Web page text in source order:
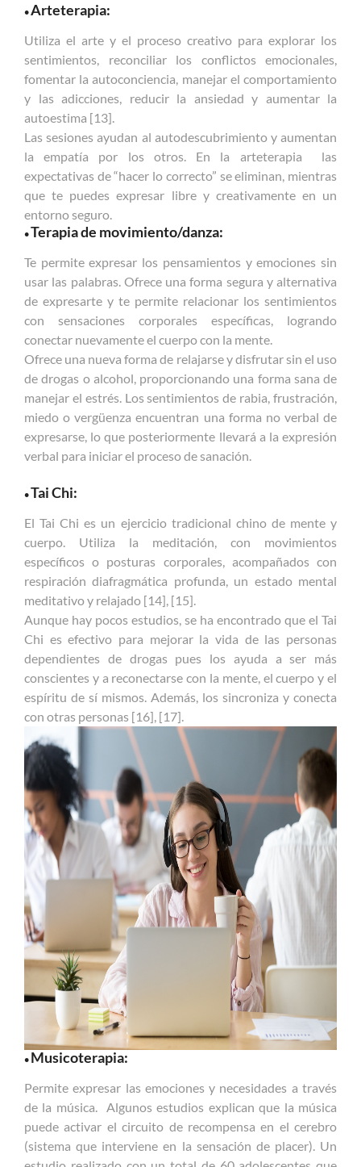
•Arteterapia:
Utiliza el arte y el proceso creativo para explorar los
sentimientos, reconciliar los conflictos emocionales,
fomentar la autoconciencia, manejar el comportamiento
y las adicciones, reducir la ansiedad y aumentar la
autoestima [13].
Las sesiones ayudan al autodescubrimiento y aumentan
la empatía por los otros. En la arteterapia las
expectativas de “hacer lo correcto” se eliminan, mientras
que te puedes expresar libre y creativamente en un
entorno seguro.
•Terapia de movimiento/danza:
Te permite expresar los pensamientos y emociones sin
usar las palabras. Ofrece una forma segura y alternativa
de expresarte y te permite relacionar los sentimientos
con sensaciones corporales específicas, logrando
conectar nuevamente el cuerpo con la mente.
Ofrece una nueva forma de relajarse y disfrutar sin el uso
de drogas o alcohol, proporcionando una forma sana de
manejar el estrés. Los sentimientos de rabia, frustración,
miedo o vergüenza encuentran una forma no verbal de
expresarse, lo que posteriormente llevará a la expresión
verbal para iniciar el proceso de sanación.
•Tai Chi:
El Tai Chi es un ejercicio tradicional chino de mente y
cuerpo. Utiliza la meditación, con movimientos
específicos o posturas corporales, acompañados con
respiración diafragmática profunda, un estado mental
meditativo y relajado [14], [15].
Aunque hay pocos estudios, se ha encontrado que el Tai
Chi es efectivo para mejorar la vida de las personas
dependientes de drogas pues los ayuda a ser más
conscientes y a reconectarse con la mente, el cuerpo y el
espíritu de sí mismos. Además, los sincroniza y conecta
con otras personas [16], [17].
• Musicoterapia:
Permite expresar las emociones y necesidades a través
de la música. Algunos estudios explican que la música
puede activar el circuito de recompensa en el cerebro
(sistema que interviene en la sensación de placer). Un